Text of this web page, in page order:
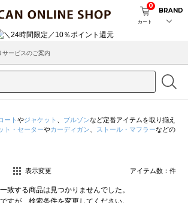
カート
0
BRAND
ービスのご案内
ート やジャケット ブルゾンなど定番アイテムを取り揃え
ト・セーターやカーディガン ストール・マフラーなどの
表示変更 アイテム数： 件
致する商品は見つかりませんでした。
すが、検索条件を変更してください。